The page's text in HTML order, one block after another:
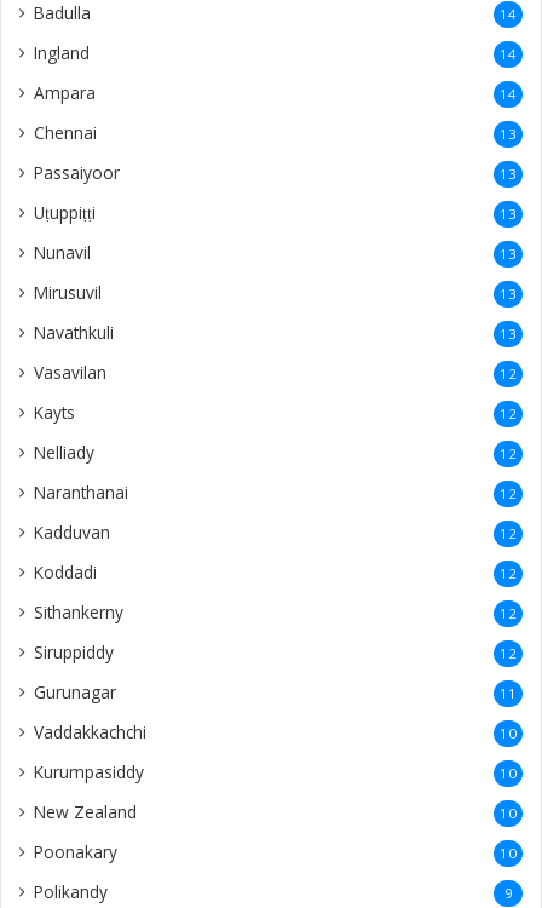
Nelliady 12
Naranthanai 12
Kadduvan 12
Koddadi 12
Sithankerny 12
Siruppiddy 12
Gurunagar 11
Vaddakkachchi 10
Kurumpasiddy 10
New Zealand 10
Poonakary 10
Polikandy 9
Puliyankoodal 9
Kacheri 9
Mulliyawalai 9
Kalmunai 9
United States 9
Vaṭamarāṭci 8
Moolai 8
Ratnapura 8
Thondaimanaru 8
Neeraviyadi 8
Kandarodai 7